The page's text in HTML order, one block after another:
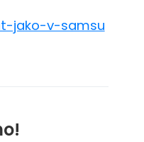
jako-v-samsu